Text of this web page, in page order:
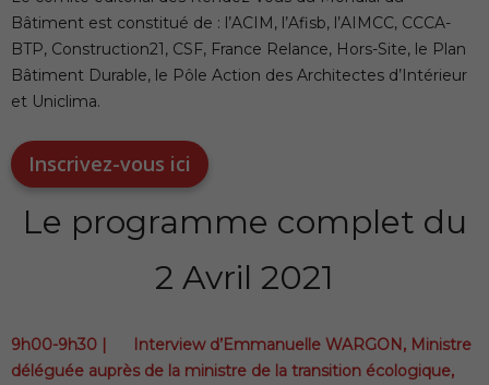
Bâtiment est constitué de : l’ACIM, l’Afisb, l’AIMCC, CCCA-
BTP, Construction21, CSF, France Relance, Hors-Site, le Plan
Bâtiment Durable, le Pôle Action des Architectes d’Intérieur
et Uniclima.
Inscrivez-vous ici
Le programme complet du
2 Avril 2021
9h00-9h30 | Interview d’Emmanuelle WARGON, Ministre
déléguée auprès de la ministre de la transition écologique,